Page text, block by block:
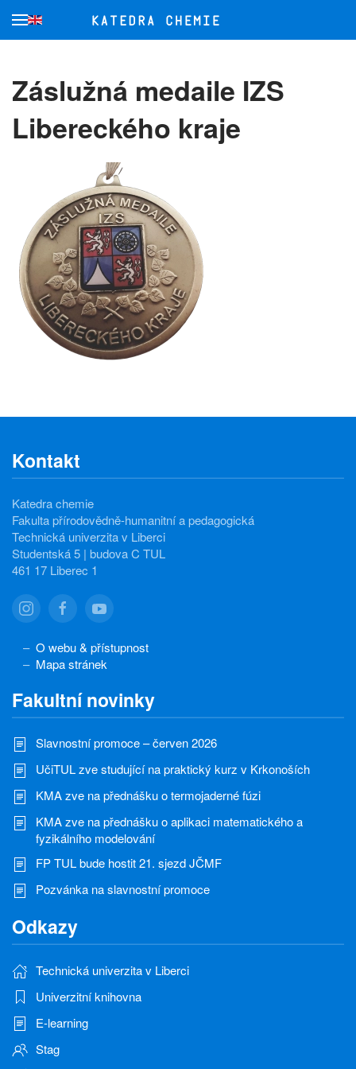
Přejít na hlavní obsah
Záslužná medaile IZS
Libereckého kraje
Kontakt
Katedra chemie
Fakulta přírodovědně-humanitní a pedagogická
Technická univerzita v Liberci
Studentská 5 | budova C TUL
461 17 Liberec 1
O webu & přístupnost
Mapa stránek
Fakultní novinky
Slavnostní promoce – červen 2026
UčiTUL zve studující na praktický kurz v Krkonoších
KMA zve na přednášku o termojaderné fúzi
KMA zve na přednášku o aplikaci matematického a
fyzikálního modelování
FP TUL bude hostit 21. sjezd JČMF
Pozvánka na slavnostní promoce
Odkazy
Technická univerzita v Liberci
Univerzitní knihovna
E-learning
Stag